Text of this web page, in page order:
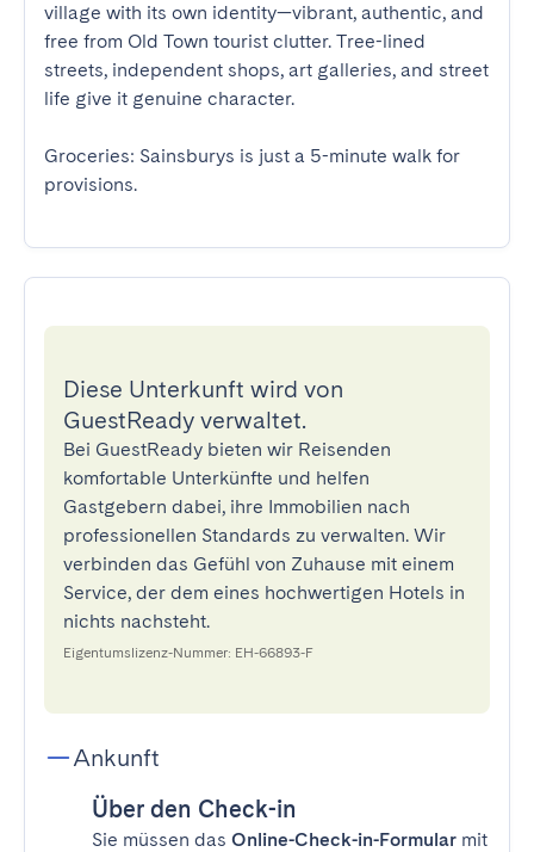
village with its own identity—vibrant, authentic, and
free from Old Town tourist clutter. Tree-lined
streets, independent shops, art galleries, and street
life give it genuine character.
Groceries: Sainsburys is just a 5-minute walk for
provisions.
Diese Unterkunft wird von
GuestReady verwaltet.
Bei GuestReady bieten wir Reisenden
komfortable Unterkünfte und helfen
Gastgebern dabei, ihre Immobilien nach
professionellen Standards zu verwalten. Wir
verbinden das Gefühl von Zuhause mit einem
Service, der dem eines hochwertigen Hotels in
nichts nachsteht.
Eigentumslizenz-Nummer: EH-66893-F
Ankunft
Über den Check-in
Sie müssen das Online-Check-in-Formular mit